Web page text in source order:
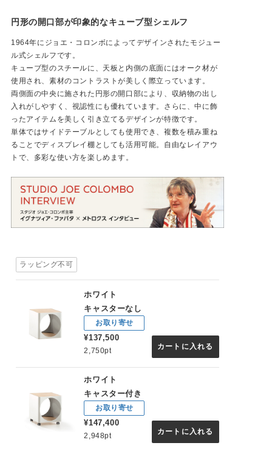
使用イメージ
円形の開口部が印象的なキューブ型シェルフ
1964年にジョエ・コロンボによってデザインされたモジュー
ル式シェルフです。
キューブ型のスチールに、天板と内側の底面にはオーク材が
使用され、素材のコントラストが美しく際立っています。
両側面の中央に施された円形の開口部により、収納物の出し
入れがしやすく、視認性にも優れています。さらに、中に飾
ったアイテムを美しく引き立てるデザインが特徴です。
単体ではサイドテーブルとしても使用でき、複数を積み重ね
ることでディスプレイ棚としても活用可能。自由なレイアウ
トで、多彩な使い方を楽しめます。
ラッピング不可
ホワイト
キャスターなし
お取り寄せ
¥137,500
2,750pt カートに入れる
ホワイト
キャスター付き
お取り寄せ
¥147,400
2,948pt カートに入れる